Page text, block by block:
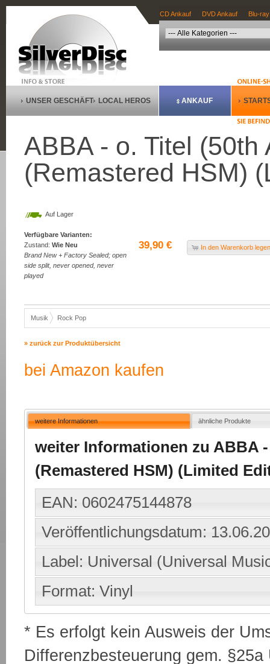
CD Ankauf DVD Ankauf Blu-
UNSER GESCHÄFT LOCAL HEROS ANKAUF
ABBA - o. Titel (50th
(Remastered HSM)
Auf Lager
Verfügbare Varianten:
Zustand: Wie Neu
Brand New + Factory Sealed; open
side split, never opened, never
played
39,90 € In den Warenkorb
Musik Rock Pop
» zurück zur Produktübersicht
bei Amazon kaufen
weitere Informationen ähnliche Produkte
weiter Informationen zu ABBA
(Remastered HSM) (Limited
EAN: 0602475144878
Veröffentlichungsdatum:
Label: Universal (Universal
Format: Vinyl
* Es erfolgt kein Ausweis der
Differenzbesteuerung gem.